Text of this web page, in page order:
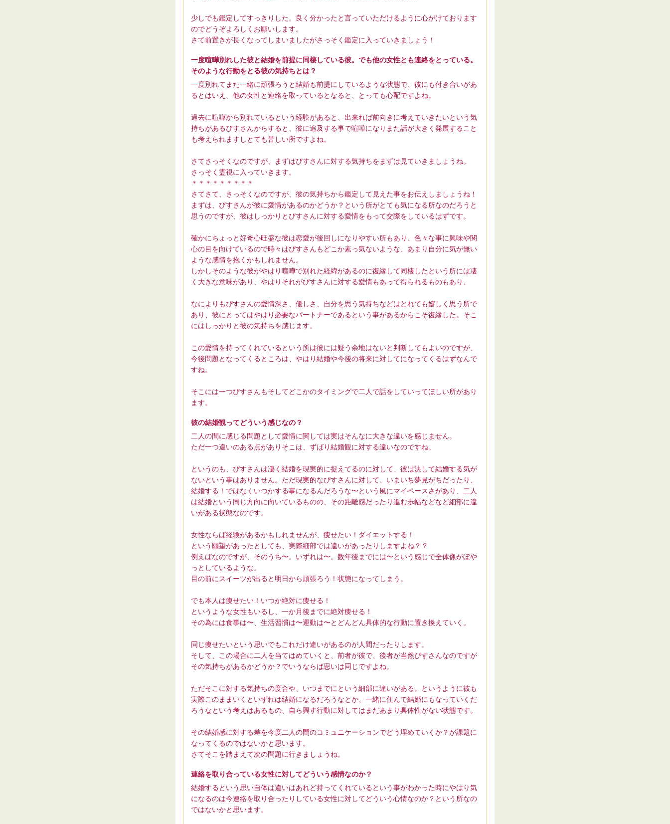
少しでも鑑定してすっきりした。良く分かったと言っていただけるように心がけております
のでどうぞよろしくお願いします。
さて前置きが長くなってしまいましたがさっそく鑑定に入っていきましょう！
一度喧嘩別れした彼と結婚を前提に同棲している彼。でも他の女性とも連絡をとっている。
そのような行動をとる彼の気持ちとは？
一度別れてまた一緒に頑張ろうと結婚も前提にしているような状態で、彼にも付き合いがあ
るとはいえ、他の女性と連絡を取っているとなると、とっても心配ですよね。
過去に喧嘩から別れているという経験があると、出来れば前向きに考えていきたいという気
持ちがあるぴすさんからすると、彼に追及する事で喧嘩になりまた話が大きく発展すること
も考えられますしとても苦しい所ですよね。
さてさっそくなのですが、まずはぴすさんに対する気持ちをまずは見ていきましょうね。
さっそく霊視に入っていきます。
＊＊＊＊＊＊＊＊＊
さてさて、さっそくなのですが、彼の気持ちから鑑定して見えた事をお伝えしましょうね！
まずは、ぴすさんが彼に愛情があるのかどうか？という所がとても気になる所なのだろうと
思うのですが、彼はしっかりとぴすさんに対する愛情をもって交際をしているはずです。
確かにちょっと好奇心旺盛な彼は恋愛が後回しになりやすい所もあり、色々な事に興味や関
心の目を向けているので時々はぴすさんもどこか素っ気ないような、あまり自分に気が無い
ような感情を抱くかもしれません。
しかしそのような彼がやはり喧嘩で別れた経緯があるのに復縁して同棲したという所には凄
く大きな意味があり、やはりそれがぴすさんに対する愛情もあって得られるものもあり、
なによりもぴすさんの愛情深さ、優しさ、自分を思う気持ちなどはとれても嬉しく思う所で
あり、彼にとってはやはり必要なパートナーであるという事があるからこそ復縁した。そこ
にはしっかりと彼の気持ちを感じます。
この愛情を持ってくれているという所は彼には疑う余地はないと判断してもよいのですが、
今後問題となってくるところは、やはり結婚や今後の将来に対してになってくるはずなんで
すね。
そこには一つぴすさんもそしてどこかのタイミングで二人で話をしていってほしい所があり
ます。
彼の結婚観ってどういう感じなの？
二人の間に感じる問題として愛情に関しては実はそんなに大きな違いを感じません。
ただ一つ違いのある点がありそこは、ずばり結婚観に対する違いなのですね。
というのも、ぴすさんは凄く結婚を現実的に捉えてるのに対して、彼は決して結婚する気が
ないという事はありません。ただ現実的なぴすさんに対して、いまいち夢見がちだったり、
結婚する！ではなくいつかする事になるんだろうな〜という風にマイペースさがあり、二人
は結婚という同じ方向に向いているものの、その距離感だったり進む歩幅などなど細部に違
いがある状態なのです。
女性ならば経験があるかもしれませんが、痩せたい！ダイエットする！
という願望があったとしても、実際細部では違いがあったりしますよね？？
例えばなのですが、そのうち〜。いずれは〜。数年後までには〜という感じで全体像がぼや
っとしているような。
目の前にスイーツが出ると明日から頑張ろう！状態になってしまう。
でも本人は痩せたい！いつか絶対に痩せる！
というような女性もいるし、一か月後までに絶対痩せる！
その為には食事は〜、生活習慣は〜運動は〜とどんどん具体的な行動に置き換えていく。
同じ痩せたいという思いでもこれだけ違いがあるのが人間だったりします。
そして、この場合に二人を当てはめていくと、前者が彼で、後者が当然ぴすさんなのですが
その気持ちがあるかどうか？でいうならば思いは同じですよね。
ただそこに対する気持ちの度合や、いつまでにという細部に違いがある。というように彼も
実際このままいくといずれは結婚になるだろうなとか、一緒に住んで結婚にもなっていくだ
ろうなという考えはあるもの、自ら興す行動に対してはまだあまり具体性がない状態です。
その結婚感に対する差を今度二人の間のコミュニケーションでどう埋めていくか？が課題に
なってくるのではないかと思います。
さてそこを踏まえて次の問題に行きましょうね。
連絡を取り合っている女性に対してどういう感情なのか？
結婚するという思い自体は違いはあれど持ってくれているという事がわかった時にやはり気
になるのは今連絡を取り合ったりしている女性に対してどういう心情なのか？という所なの
ではないかと思います。